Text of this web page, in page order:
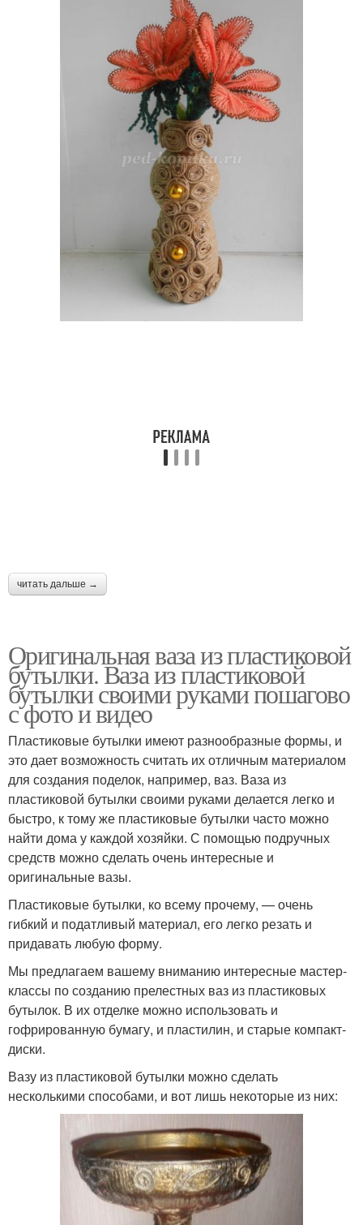
читать дальше →
Оригинальная ваза из пластиковой
бутылки. Ваза из пластиковой
бутылки своими руками пошагово
с фото и видео
Пластиковые бутылки имеют разнообразные формы, и
это дает возможность считать их отличным материалом
для создания поделок, например, ваз. Ваза из
пластиковой бутылки своими руками делается легко и
быстро, к тому же пластиковые бутылки часто можно
найти дома у каждой хозяйки. С помощью подручных
средств можно сделать очень интересные и
оригинальные вазы.
Пластиковые бутылки, ко всему прочему, — очень
гибкий и податливый материал, его легко резать и
придавать любую форму.
Мы предлагаем вашему вниманию интересные мастер-
классы по созданию прелестных ваз из пластиковых
бутылок. В их отделке можно использовать и
гофрированную бумагу, и пластилин, и старые компакт-
диски.
Вазу из пластиковой бутылки можно сделать
несколькими способами, и вот лишь некоторые из них: